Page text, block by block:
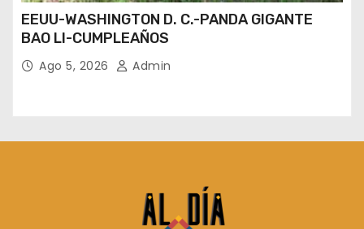
EEUU-WASHINGTON D. C.-PANDA GIGANTE
BAO LI-CUMPLEAÑOS
Ago 5, 2026 Admin